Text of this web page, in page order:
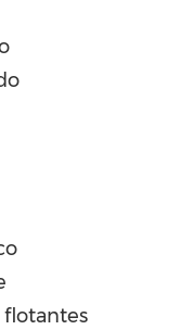
flotantes